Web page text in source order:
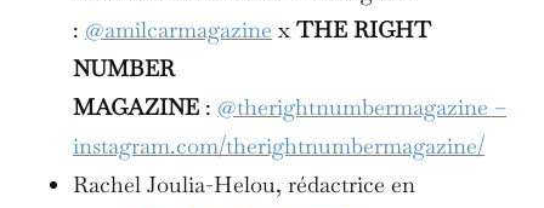
: @amilcarmagazine x THE RIGHT
NUMBER
MAGAZINE : @therightnumbermagazine –
instagram.com/therightnumbermagazine/
Rachel Joulia-Helou, rédactrice en